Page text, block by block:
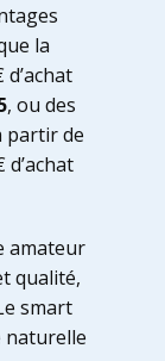
la
, ou des
partir de
d’achat
amateur
qualité,
smart
naturelle